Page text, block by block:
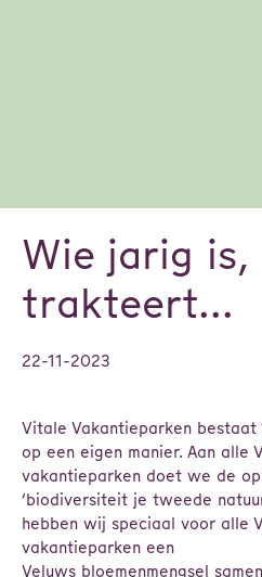
Wie jarig is,
trakteert...
22-11-2023
Vitale Vakantieparken
op een eigen manier. Aan alle
vakantieparken doet we de
‘biodiversiteit je tweede
hebben wij speciaal voor alle
vakantieparken een
Veluws bloemenmengsel